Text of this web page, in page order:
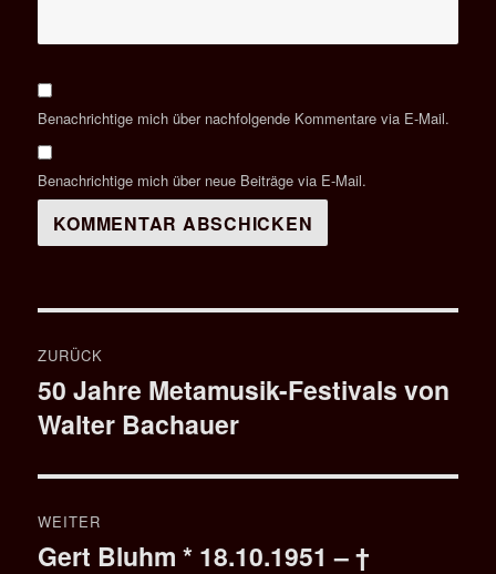
Benachrichtige mich über nachfolgende Kommentare via E-Mail.
Benachrichtige mich über neue Beiträge via E-Mail.
ZURÜCK
Vorheriger
Beitrag:
50 Jahre Metamusik-Festivals von
Walter Bachauer
WEITER
Nächster
Gert Bluhm * 18.10.1951 – †